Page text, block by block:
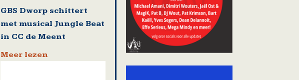
GBS Dworp schittert
met musical Jungle Beat
in CC de Meent
Meer lezen